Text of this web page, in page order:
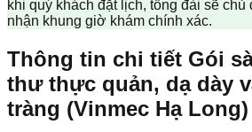
khi quý khách đặt lịch, tổng đài sẽ chủ
nhận khung giờ khám chính xác.
Thông tin chi tiết Gói
thư thực quản, dạ dày
tràng (Vinmec Hạ Long)